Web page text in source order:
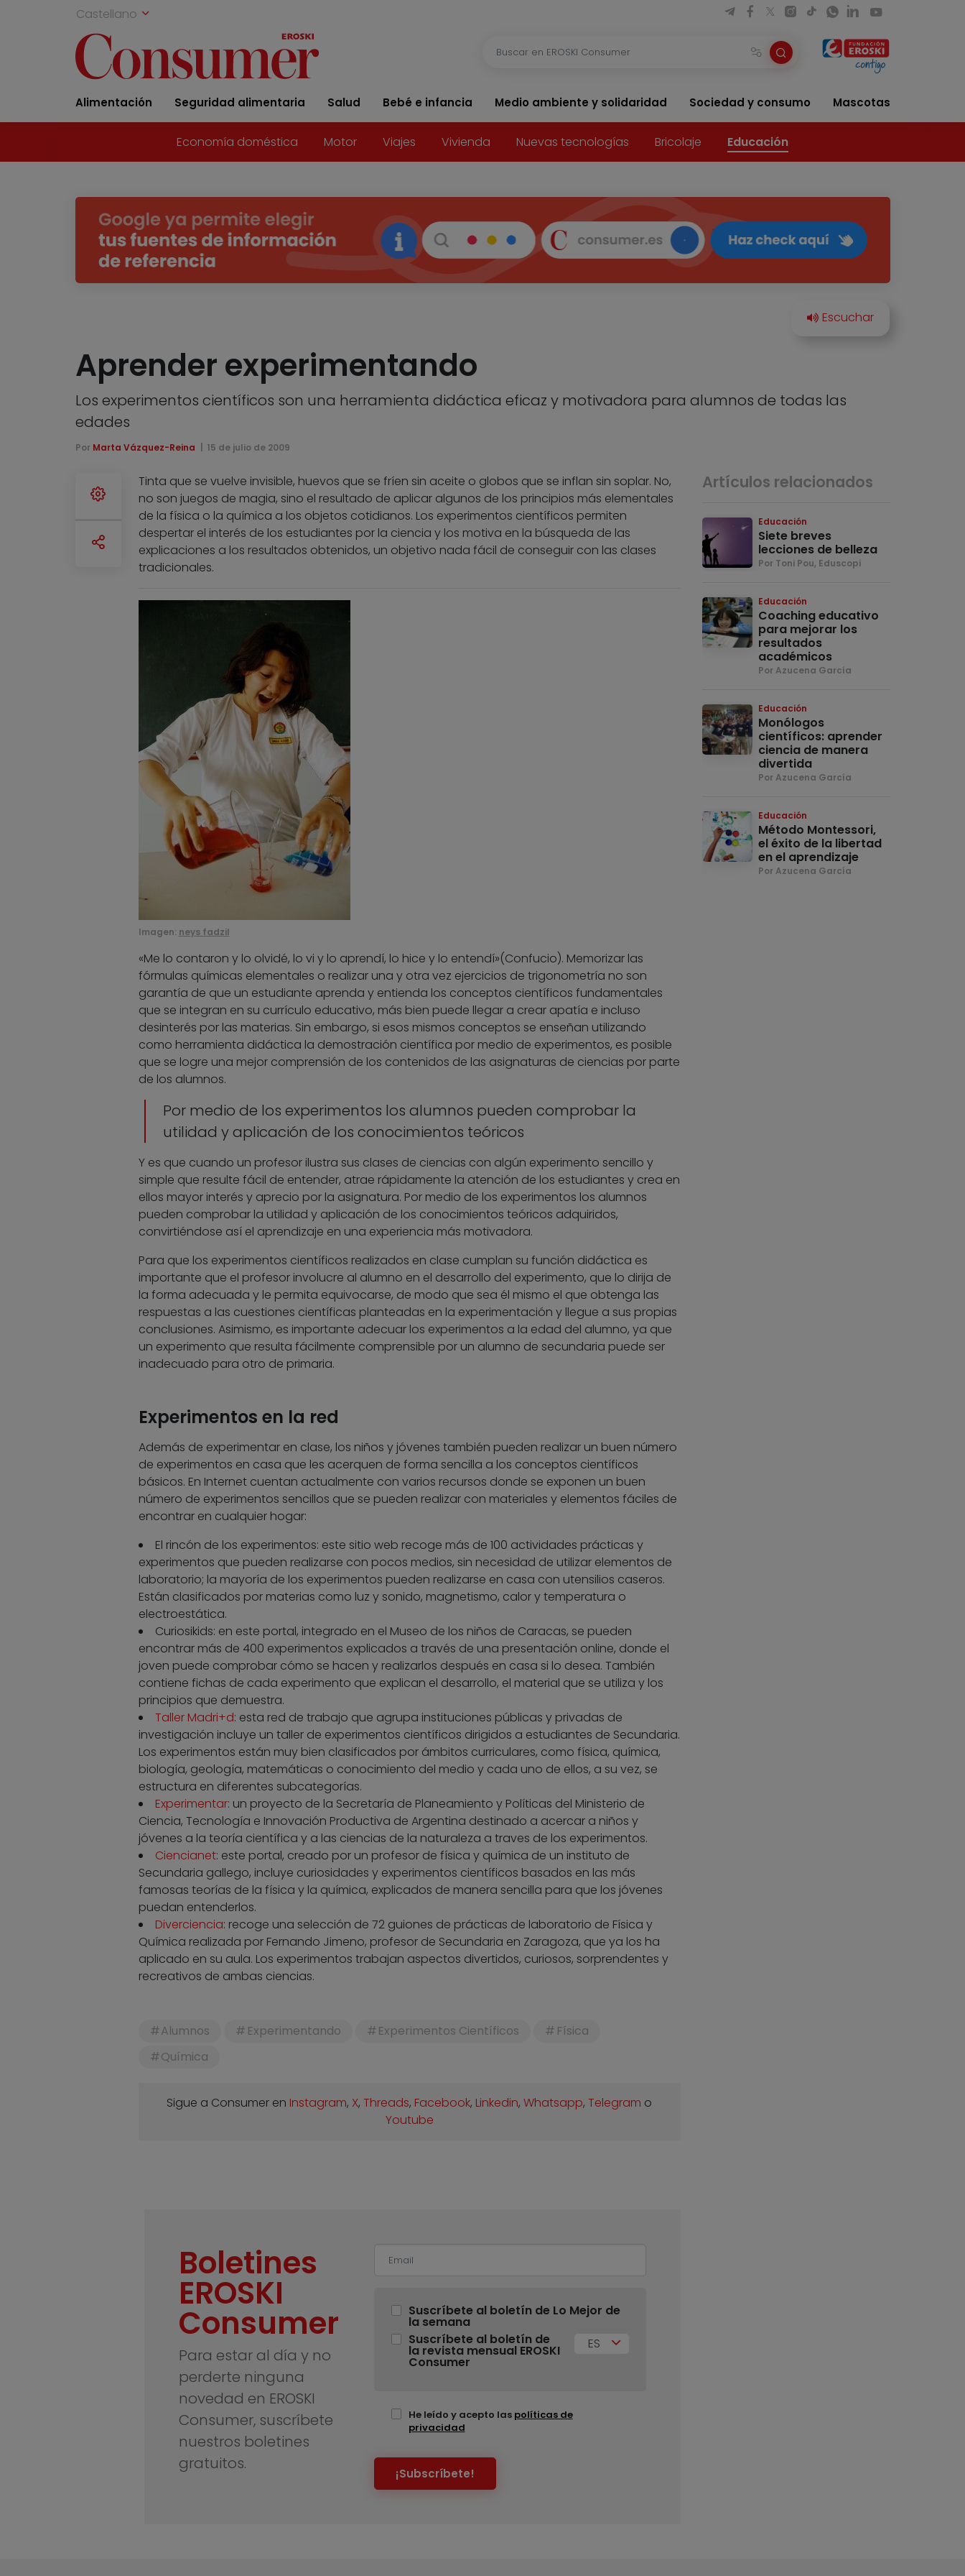
Castellano
Alimentación Seguridad alimentaria Salud Bebé e infancia Medio ambiente y solidaridad Sociedad y consumo Mascotas
Economía doméstica Motor Viajes Vivienda Nuevas tecnologías Bricolaje Educación
Aprender experimentando
Los experimentos científicos son una herramienta didáctica eficaz y motivadora para alumnos de todas las
edades
Por Marta Vázquez-Reina 15 de julio de 2009
Tinta que se vuelve invisible, huevos que se fríen sin aceite o globos que se inflan sin soplar. No,
no son juegos de magia, sino el resultado de aplicar algunos de los principios más elementales
de la física o la química a los objetos cotidianos. Los experimentos científicos permiten
despertar el interés de los estudiantes por la ciencia y los motiva en la búsqueda de las
explicaciones a los resultados obtenidos, un objetivo nada fácil de conseguir con las clases
tradicionales.
Imagen: neys fadzil
«Me lo contaron y lo olvidé, lo vi y lo aprendí, lo hice y lo entendí»(Confucio). Memorizar las
fórmulas químicas elementales o realizar una y otra vez ejercicios de trigonometría no son
garantía de que un estudiante aprenda y entienda los conceptos científicos fundamentales
que se integran en su currículo educativo, más bien puede llegar a crear apatía e incluso
desinterés por las materias. Sin embargo, si esos mismos conceptos se enseñan utilizando
como herramienta didáctica la demostración científica por medio de experimentos, es posible
que se logre una mejor comprensión de los contenidos de las asignaturas de ciencias por parte
de los alumnos.
Por medio de los experimentos los alumnos pueden comprobar la
utilidad y aplicación de los conocimientos teóricos
Y es que cuando un profesor ilustra sus clases de ciencias con algún experimento sencillo y
simple que resulte fácil de entender, atrae rápidamente la atención de los estudiantes y crea en
ellos mayor interés y aprecio por la asignatura. Por medio de los experimentos los alumnos
pueden comprobar la utilidad y aplicación de los conocimientos teóricos adquiridos,
convirtiéndose así el aprendizaje en una experiencia más motivadora.
Para que los experimentos científicos realizados en clase cumplan su función didáctica es
importante que el profesor involucre al alumno en el desarrollo del experimento, que lo dirija de
la forma adecuada y le permita equivocarse, de modo que sea él mismo el que obtenga las
respuestas a las cuestiones científicas planteadas en la experimentación y llegue a sus propias
conclusiones. Asimismo, es importante adecuar los experimentos a la edad del alumno, ya que
un experimento que resulta fácilmente comprensible por un alumno de secundaria puede ser
inadecuado para otro de primaria.
Experimentos en la red
Además de experimentar en clase, los niños y jóvenes también pueden realizar un buen número
de experimentos en casa que les acerquen de forma sencilla a los conceptos científicos
básicos. En Internet cuentan actualmente con varios recursos donde se exponen un buen
número de experimentos sencillos que se pueden realizar con materiales y elementos fáciles de
encontrar en cualquier hogar:
El rincón de los experimentos: este sitio web recoge más de 100 actividades prácticas y
experimentos que pueden realizarse con pocos medios, sin necesidad de utilizar elementos de
laboratorio; la mayoría de los experimentos pueden realizarse en casa con utensilios caseros.
Están clasificados por materias como luz y sonido, magnetismo, calor y temperatura o
electroestática.
Curiosikids: en este portal, integrado en el Museo de los niños de Caracas, se pueden
encontrar más de 400 experimentos explicados a través de una presentación online, donde el
joven puede comprobar cómo se hacen y realizarlos después en casa si lo desea. También
contiene fichas de cada experimento que explican el desarrollo, el material que se utiliza y los
principios que demuestra.
Taller Madri+d: esta red de trabajo que agrupa instituciones públicas y privadas de
investigación incluye un taller de experimentos científicos dirigidos a estudiantes de Secundaria.
Los experimentos están muy bien clasificados por ámbitos curriculares, como física, química,
biología, geología, matemáticas o conocimiento del medio y cada uno de ellos, a su vez, se
estructura en diferentes subcategorías.
Experimentar: un proyecto de la Secretaría de Planeamiento y Políticas del Ministerio de
Ciencia, Tecnología e Innovación Productiva de Argentina destinado a acercar a niños y
jóvenes a la teoría científica y a las ciencias de la naturaleza a traves de los experimentos.
Ciencianet: este portal, creado por un profesor de física y química de un instituto de
Secundaria gallego, incluye curiosidades y experimentos científicos basados en las más
famosas teorías de la física y la química, explicados de manera sencilla para que los jóvenes
puedan entenderlos.
Diverciencia: recoge una selección de 72 guiones de prácticas de laboratorio de Física y
Química realizada por Fernando Jimeno, profesor de Secundaria en Zaragoza, que ya los ha
aplicado en su aula. Los experimentos trabajan aspectos divertidos, curiosos, sorprendentes y
recreativos de ambas ciencias.
Alumnos Experimentando Experimentos Científicos
Física
Química
Sigue a Consumer en Instagram, X,Threads, Facebook, Linkedin,Whatsapp,Telegram o
Youtube
Boletines
EROSKI
Consumer
Para estar al día y no
perderte ninguna
novedad en EROSKI
Consumer, suscríbete
nuestros boletines
gratuitos.
Suscríbete al boletín de Lo Mejor de
la semana
Suscríbete al boletín de
la revista mensual EROSKI
Consumer
ES
He leído y acepto las políticas de
privacidad
¡Subscríbete!
Artículos relacionados
Educación
Siete breves
lecciones de belleza
Por Toni Pou, Eduscopi
Educación
Coaching educativo
para mejorar los
resultados
académicos
Por Azucena García
Educación
Monólogos
científicos: aprender
ciencia de manera
divertida
Por Azucena García
Educación
Método Montessori,
el éxito de la libertad
en el aprendizaje
Por Azucena García